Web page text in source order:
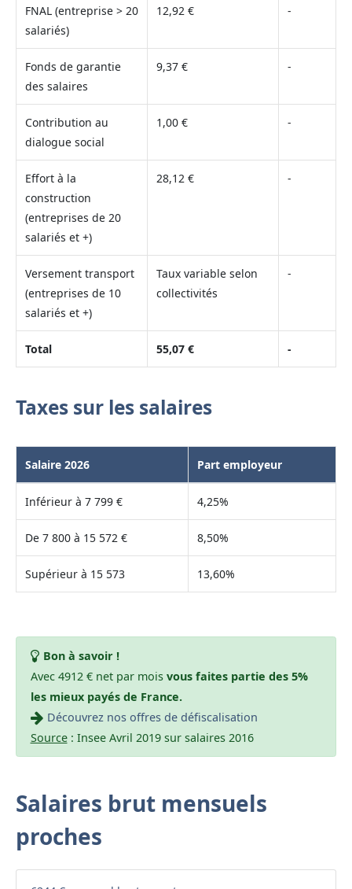
FNAL (entreprise > 20
salariés)
12,92 € -
Fonds de garantie
des salaires
9,37 € -
Contribution au
dialogue social
1,00 € -
Effort à la
construction
(entreprises de 20
salariés et +)
28,12 € -
Versement transport
(entreprises de 10
salariés et +)
Taux variable selon
collectivités
-
Total 55,07 € -
Taxes sur les salaires
Salaire 2026 Part employeur
Inférieur à 7 799 € 4,25%
De 7 800 à 15 572 € 8,50%
Supérieur à 15 573 13,60%
Bon à savoir !
Avec 4912 € net par mois vous faites partie des 5%
les mieux payés de France.
Découvrez nos offres de défiscalisation
Source: Insee Avril 2019 sur salaires 2016
Salaires brut mensuels
proches